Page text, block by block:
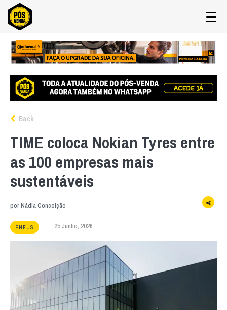
Back
TIME coloca Nokian Tyres entre
as 100 empresas mais
sustentáveis
porNádia Conceição
PNEUS 25 Junho, 2026